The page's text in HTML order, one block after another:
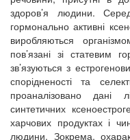
здоров’я людини.
гормонально активні
виробляються
пов’язані зі статевим
зв’язуються з
спорідненості та
проаналізовано дані
синтетичних
харчових продуктах і
людини. Зокрема,